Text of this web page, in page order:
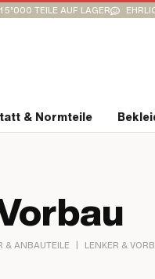
TEILE AUF LAGER
& Normteile
& ANBAUTEILE | LENKER &